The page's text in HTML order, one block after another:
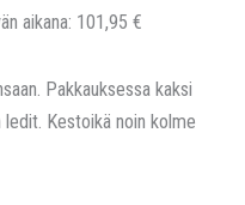
aikana: 101,95 €
Pakkauksessa kaksi
ledit. Kestoikä noin kolme